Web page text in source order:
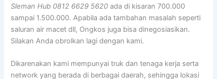
Sleman Hub 0812 6629 5620 ada di kisaran 700.000
sampai 1.500.000. Apabila ada tambahan masalah seperti
saluran air macet dll, Ongkos juga bisa dinegosiasikan.
Silakan Anda obrolkan lagi dengan kami.
Dikarenakan kami mempunyai truk dan tenaga kerja serta
network yang berada di berbagai daerah, sehingga lokasi